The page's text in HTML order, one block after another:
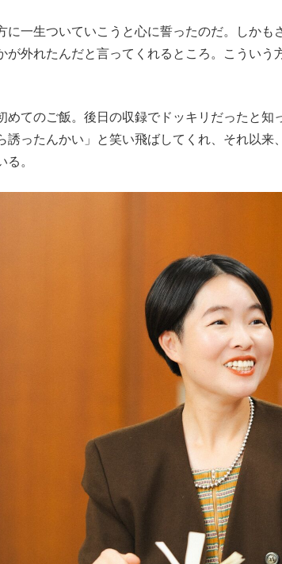
一生ついていこうと心に誓ったのだ。しかも
が外れたんだと言ってくれるところ。こういう
てのご飯。後日の収録でドッキリだったと知
誘ったんかい」と笑い飛ばしてくれ、それ以来
。